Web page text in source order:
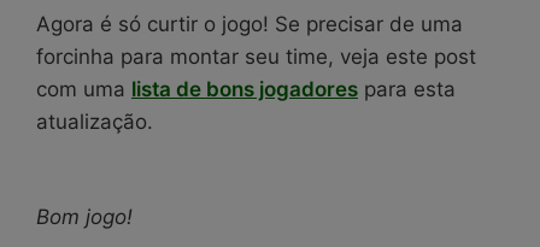
Agora é só curtir o jogo! Se precisar de uma
forcinha para montar seu time, veja este post
com uma lista de bons jogadores para esta
atualização.
Bom jogo!